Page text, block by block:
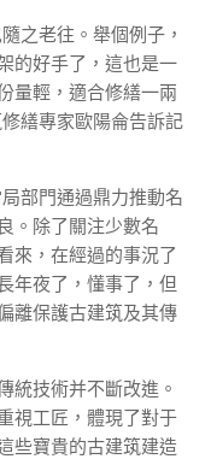
之老往。舉個例子，
的好手了，這也是一
量輕，適合修繕一兩
繕專家歐陽侖告訴記
部門通過鼎力推動名
。除了關注少數名
來，在經過的事況了
年夜了，懂事了，但
離保護古建筑及其傳
技術并不斷改進。
視工匠，體現了對于
些寶貴的古建筑建造